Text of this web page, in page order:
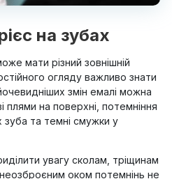
на зубах
мати різний зовнішній
огляду важливо знати
змін емалі можна
плями на поверхні, потемніння
та темні смужки у
увагу сколам, тріщинам
оком потемнінь не